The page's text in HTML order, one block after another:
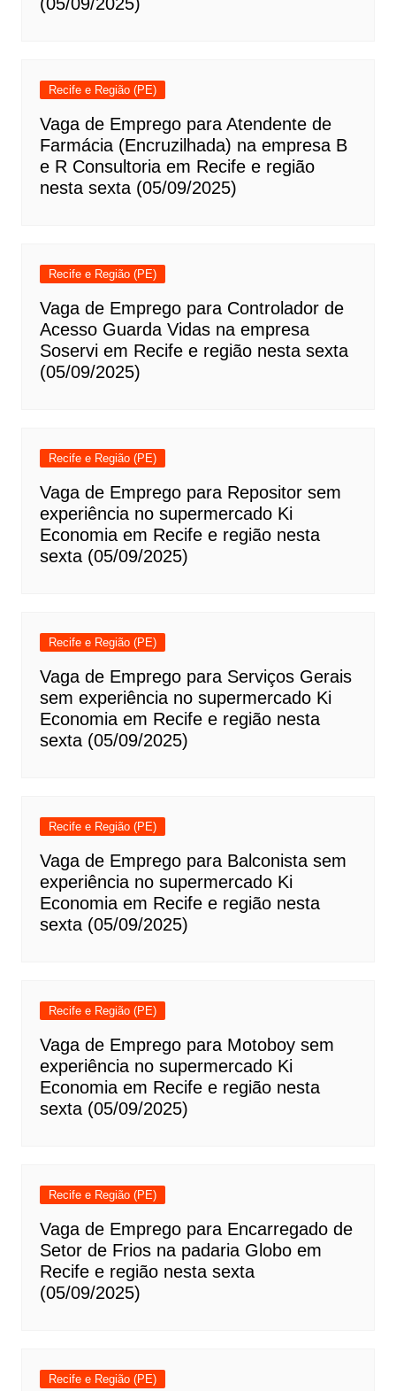
Recife e Região (PE)
Vaga de Emprego para Atendente de
Farmácia (Encruzilhada) na empresa B
e R Consultoria em Recife e região
nesta sexta (05/09/2025)
Recife e Região (PE)
Vaga de Emprego para Controlador de
Acesso Guarda Vidas na empresa
Soservi em Recife e região nesta sexta
(05/09/2025)
Recife e Região (PE)
Vaga de Emprego para Repositor sem
experiência no supermercado Ki
Economia em Recife e região nesta
sexta (05/09/2025)
Recife e Região (PE)
Vaga de Emprego para Serviços Gerais
sem experiência no supermercado Ki
Economia em Recife e região nesta
sexta (05/09/2025)
Recife e Região (PE)
Vaga de Emprego para Balconista sem
experiência no supermercado Ki
Economia em Recife e região nesta
sexta (05/09/2025)
Recife e Região (PE)
Vaga de Emprego para Motoboy sem
experiência no supermercado Ki
Economia em Recife e região nesta
sexta (05/09/2025)
Recife e Região (PE)
Vaga de Emprego para Encarregado de
Setor de Frios na padaria Globo em
Recife e região nesta sexta
(05/09/2025)
Recife e Região (PE)